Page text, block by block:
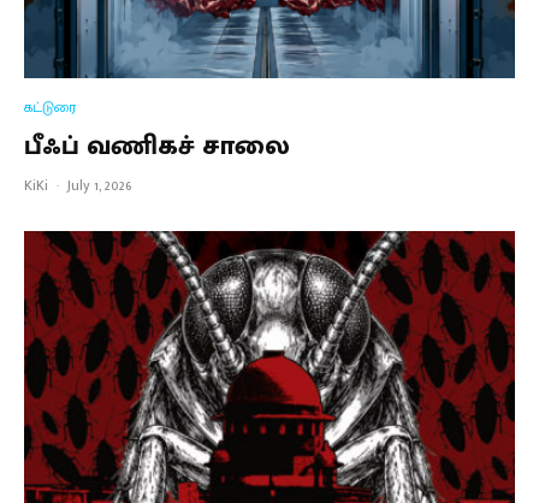
கட்டுரை
பீஃப் வணிகச் சாலை
KiKi · July 1, 2026